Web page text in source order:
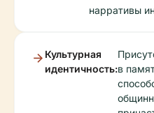
нарративы
Культурная
идентичность:в